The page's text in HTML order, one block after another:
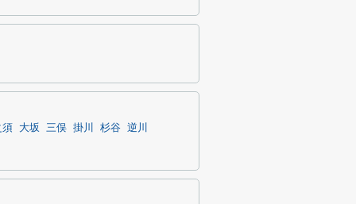
須 大坂 三俣 掛川 杉谷 逆川